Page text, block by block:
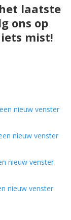
laatste
ons op
mist!
nieuw venster
nieuw venster
nieuw venster
nieuw venster